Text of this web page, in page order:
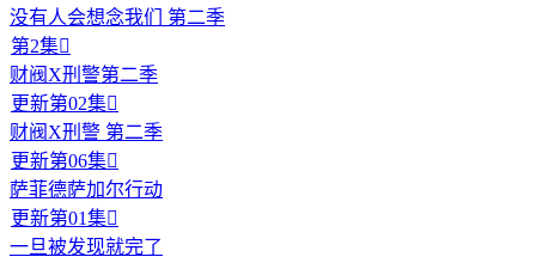
没有人会想念我们 第二季
第2集
财阀X刑警第二季
更新第02集
财阀X刑警 第二季
更新第06集
萨菲德萨加尔行动
更新第01集
一旦被发现就完了